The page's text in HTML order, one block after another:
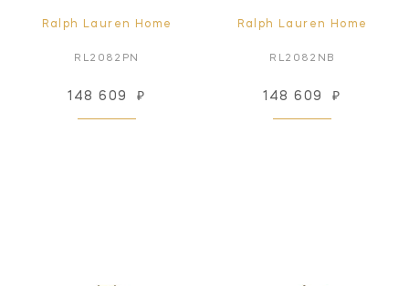
Ralph Lauren Home
RL2082PN
148 609 ₽
Ralph Lauren Home
RL2082NB
148 609 ₽